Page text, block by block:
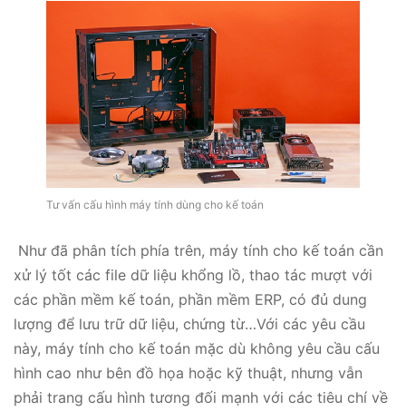
Tư vấn cấu hình máy tính dùng cho kế toán
Như đã phân tích phía trên, máy tính cho kế toán cần
xử lý tốt các file dữ liệu khổng lồ, thao tác mượt với
các phần mềm kế toán, phần mềm ERP, có đủ dung
lượng để lưu trữ dữ liệu, chứng từ…Với các yêu cầu
này, máy tính cho kế toán mặc dù không yêu cầu cấu
hình cao như bên đồ họa hoặc kỹ thuật, nhưng vẫn
phải trang cấu hình tương đối mạnh với các tiêu chí về